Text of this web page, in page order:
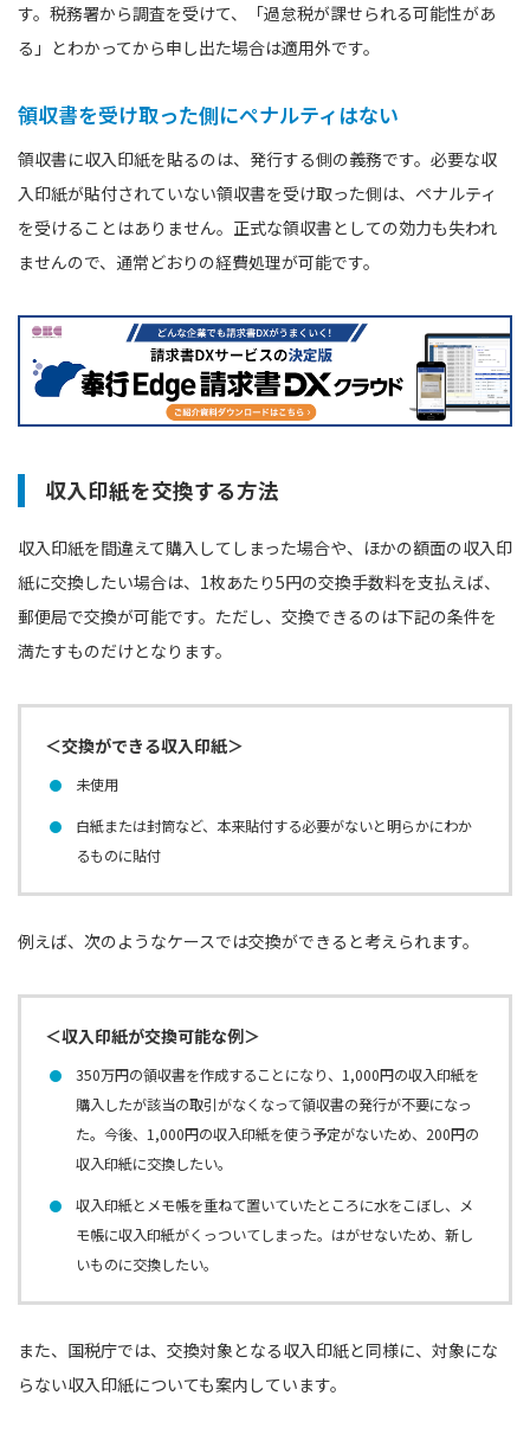
す。税務署から調査を受けて、「過怠税が課せられる可能性があ
る」とわかってから申し出た場合は適用外です。
領収書を受け取った側にペナルティはない
領収書に収入印紙を貼るのは、発行する側の義務です。必要な収
入印紙が貼付されていない領収書を受け取った側は、ペナルティ
を受けることはありません。正式な領収書としての効力も失われ
ませんので、通常どおりの経費処理が可能です。
収入印紙を交換する方法
収入印紙を間違えて購入してしまった場合や、ほかの額面の収入印
紙に交換したい場合は、1枚あたり5円の交換手数料を支払えば、
郵便局で交換が可能です。ただし、交換できるのは下記の条件を
満たすものだけとなります。
＜交換ができる収入印紙＞
未使用
白紙または封筒など、本来貼付する必要がないと明らかにわか
るものに貼付
例えば、次のようなケースでは交換ができると考えられます。
＜収入印紙が交換可能な例＞
350万円の領収書を作成することになり、1,000円の収入印紙を
購入したが該当の取引がなくなって領収書の発行が不要になっ
た。今後、1,000円の収入印紙を使う予定がないため、200円の
収入印紙に交換したい。
収入印紙とメモ帳を重ねて置いていたところに水をこぼし、メ
モ帳に収入印紙がくっついてしまった。はがせないため、新し
いものに交換したい。
また、国税庁では、交換対象となる収入印紙と同様に、対象にな
らない収入印紙についても案内しています。